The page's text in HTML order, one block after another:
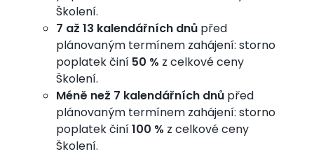
Školení.
7 až 13 kalendářních dnůpřed
plánovaným termínem zahájení: storno
poplatek činí50 % z celkové ceny
Školení.
Méně než 7 kalendářních dnůpřed
plánovaným termínem zahájení: storno
poplatek činí100 % z celkové ceny
Školení.